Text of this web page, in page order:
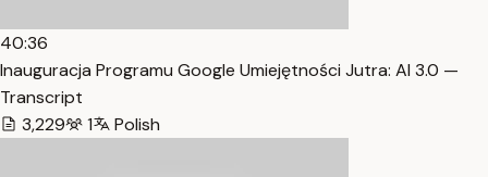
40:36
Inauguracja Programu Google Umiejętności Jutra: AI 3.0 —
Transcript
3,229
1 Polish